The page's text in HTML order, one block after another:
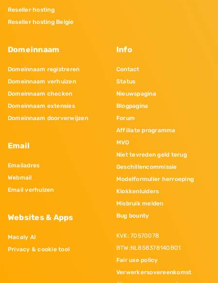
Reseller hosting
Reseller hosting Belgie
Domeinnaam
Domeinnaam registreren
Domeinnaam verhuizen
Domeinnaam checken
Domeinnaam extensies
Domeinnaam doorverwijzen
Email
Emailadres
Webmail
Email verhuizen
Websites & Apps
Macaly AI
Privacy & cookie tool
Info
Contact
Status
Nieuwspagina
Blogpagina
Forum
Affiliate programma
MVO
Niet tevreden geld terug
Geschillencommissie
Modelformulier herroeping
Klokkenluiders
Misbruik melden
Bug bounty
KVK: 70570078
BTW:NL858378140B01
Fair use policy
Verwerkersovereenkomst